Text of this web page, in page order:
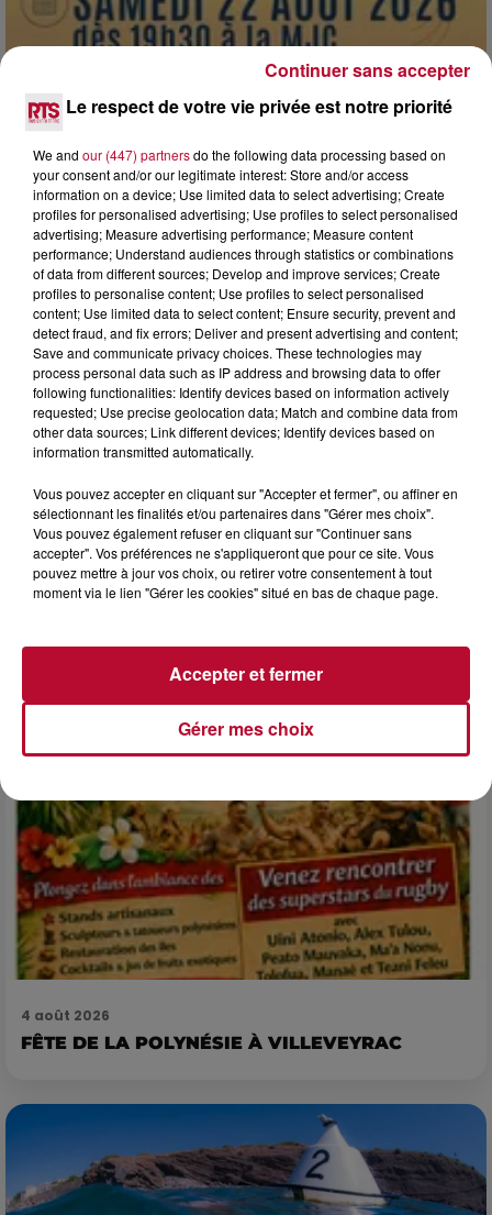
DINER CONCERT À LA MJC DE MARSEILLAN
6 août 2026
NÎMES : « LE RÊVE DU GLADIATEUR » INVESTIT
LES ARÈNES CES 3...
7 et 8 août. Une fresque nocturne...
4 août 2026
FÊTE DE LA POLYNÉSIE À VILLEVEYRAC
Le respect de votre vie privée est notre priorité
We and our (447) partnersdo the following data processing based on
your consent and/or our legitimate interest: Store and/or access
information on a device; Use limited data to select advertising; Create
profiles for personalised advertising; Use profiles to select personalised
advertising; Measure advertising performance; Measure content
performance; Understand audiences through statistics or combinations
of data from different sources; Develop and improve services; Create
profiles to personalise content; Use profiles to select personalised
content; Use limited data to select content; Ensure security, prevent and
detect fraud, and fix errors; Deliver and present advertising and content;
Save and communicate privacy choices. These technologies may
process personal data such as IP address and browsing data to offer
following functionalities: Identify devices based on information actively
requested; Use precise geolocation data; Match and combine data from
other data sources; Link different devices; Identify devices based on
information transmitted automatically.
Vous pouvez accepter en cliquant sur "Accepter et fermer", ou affiner en
sélectionnant les finalités et/ou partenaires dans "Gérer mes choix".
Vous pouvez également refuser en cliquant sur "Continuer sans
accepter". Vos préférences ne s'appliqueront que pour ce site. Vous
pouvez mettre à jour vos choix, ou retirer votre consentement à tout
moment via le lien "Gérer les cookies" situé en bas de chaque page.
Gérer mes choix
Accepter et fermer
Continuer sans accepter